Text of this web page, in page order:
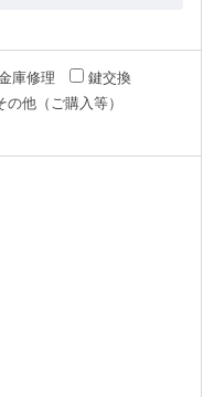
庫修理
鍵交換
の他（ご購入等）